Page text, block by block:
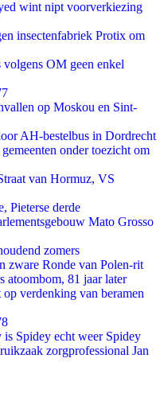
wint nipt voorverkiezing
insectenfabriek Protix om
OM geen enkel
op Moskou en Sint-
AH-bestelbus in Dordrecht
onder toezicht om
van Hormuz, VS
Pieterse derde
Mato Grosso
zomers
zware Ronde van Polen-rit
atoombom, 81 jaar later
verdenking van beramen
Spidey echt weer Spidey
zorgprofessional Jan